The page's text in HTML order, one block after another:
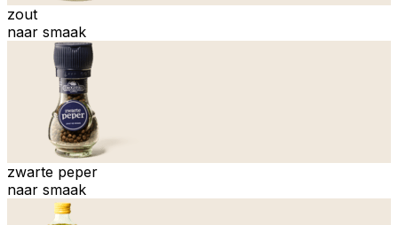
zout
naar smaak
zwarte peper
naar smaak